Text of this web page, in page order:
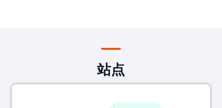
站点